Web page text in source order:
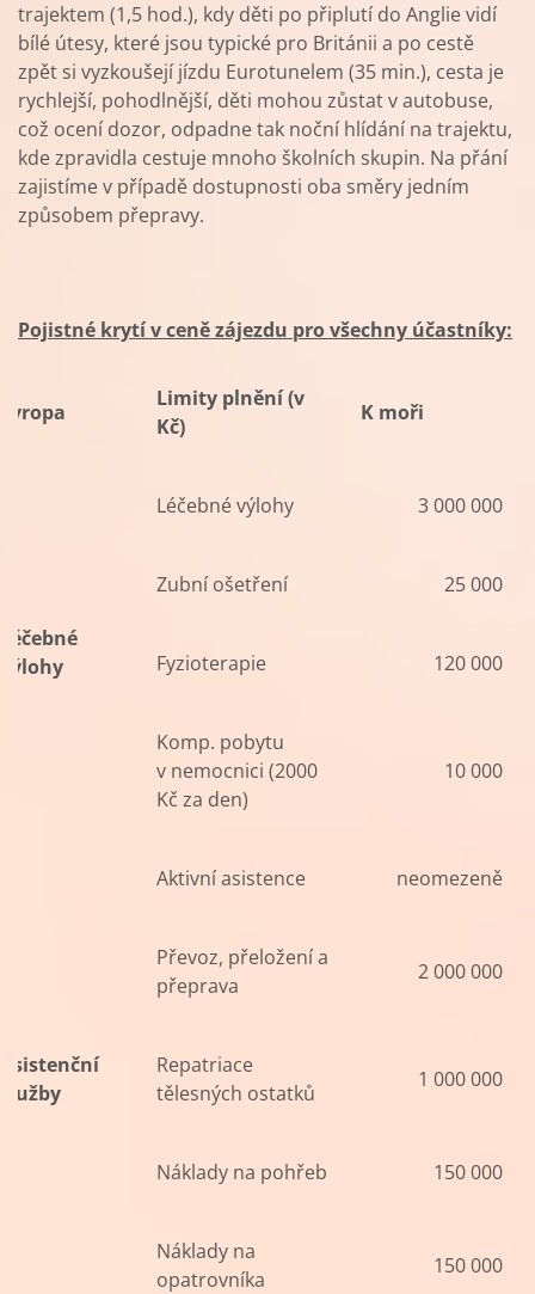
trajektem (1,5 hod.), kdy děti po připlutí do Anglie vidí
bílé útesy, které jsou typické pro Británii a po cestě
zpět si vyzkoušejí jízdu Eurotunelem (35 min.), cesta je
rychlejší, pohodlnější, děti mohou zůstat v autobuse,
což ocení dozor, odpadne tak noční hlídání na trajektu,
kde zpravidla cestuje mnoho školních skupin. Na přání
zajistíme v případě dostupnosti oba směry jedním
způsobem přepravy.
Pojistné krytí v ceně zájezdu pro všechny účastníky:
Evropa
Limity plnění (v
Kč)
K moři
Léčebné
výlohy
Léčebné výlohy 3 000 000
Zubní ošetření 25 000
Fyzioterapie 120 000
Komp. pobytu
v nemocnici (2000
Kč za den)
10 000
Asistenční
služby
Aktivní asistence neomezeně
Převoz, přeložení a
přeprava
2 000 000
Repatriace
tělesných ostatků
1 000 000
Náklady na pohřeb 150 000
Náklady na
opatrovníka
150 000